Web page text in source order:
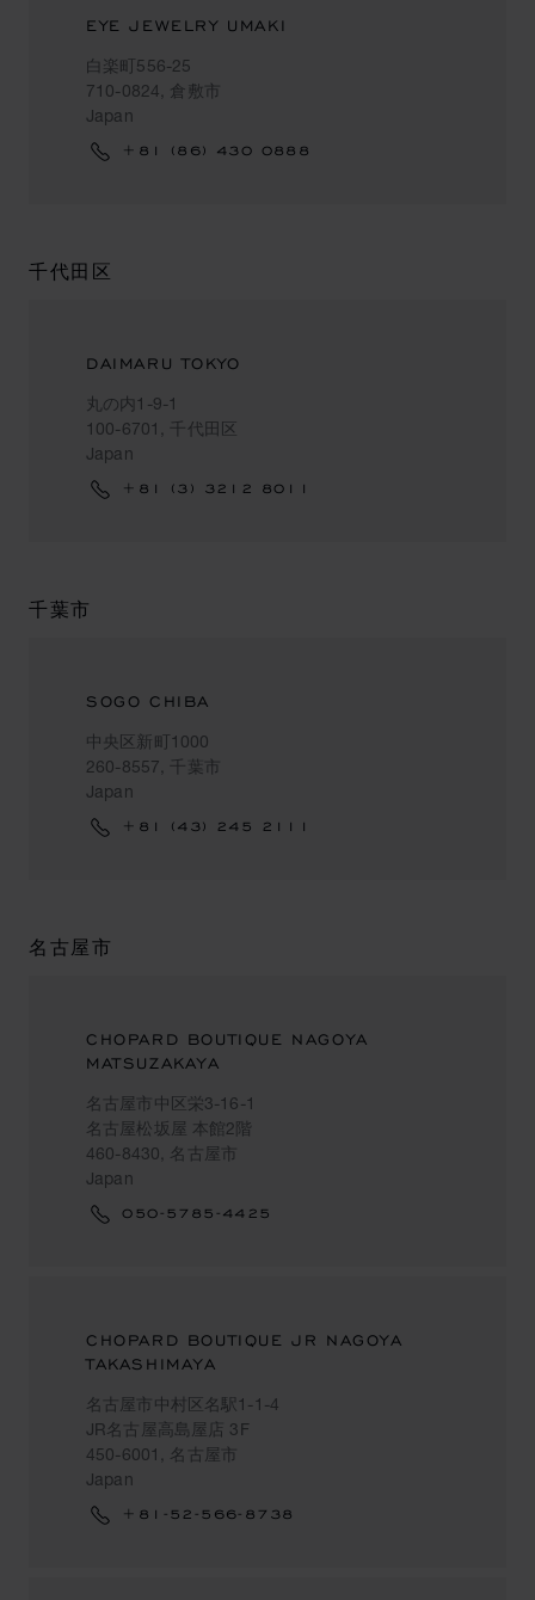
EYE JEWELRY UMAKI
白楽町556-25
710-0824, 倉敷市
Japan
+81 (86) 430 0888
千代田区
DAIMARU TOKYO
丸の内1-9-1
100-6701, 千代田区
Japan
+81 (3) 3212 8011
千葉市
SOGO CHIBA
中央区新町1000
260-8557, 千葉市
Japan
+81 (43) 245 2111
名古屋市
CHOPARD BOUTIQUE NAGOYA
MATSUZAKAYA
名古屋市中区栄3-16-1
名古屋松坂屋 本館2階
460-8430, 名古屋市
Japan
050-5785-4425
CHOPARD BOUTIQUE JR NAGOYA
TAKASHIMAYA
名古屋市中村区名駅1-1-4
JR名古屋高島屋店 3F
450-6001, 名古屋市
Japan
+81-52-566-8738